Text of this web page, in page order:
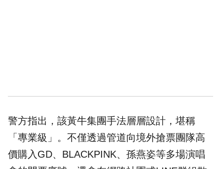
警方指出，該黃牛集團手法層層設計，堪稱
「專業級」。不僅透過管道向境外搶票團隊高
價購入GD、BLACKPINK、孫燕姿等多場演唱